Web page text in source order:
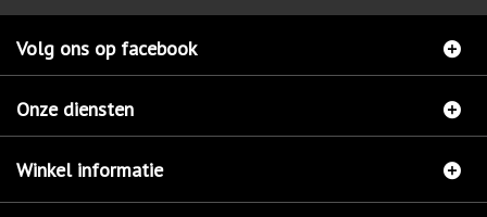
Volg ons op facebook
Onze diensten
Winkel informatie